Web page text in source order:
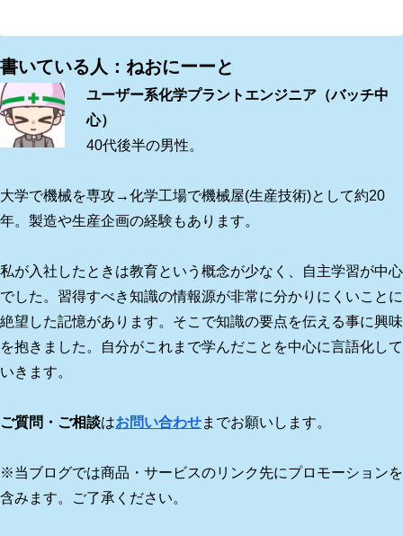
書いている人：ねおにーーと
ユーザー系化学プラントエンジニア（バッチ中
心）
40代後半の男性。
大学で機械を専攻→化学工場で機械屋(生産技術)として約20
年。製造や生産企画の経験もあります。
私が入社したときは教育という概念が少なく、自主学習が中心
でした。習得すべき知識の情報源が非常に分かりにくいことに
絶望した記憶があります。そこで知識の要点を伝える事に興味
を抱きました。自分がこれまで学んだことを中心に言語化して
いきます。
ご質問・ご相談はお問い合わせまでお願いします。
※当ブログでは商品・サービスのリンク先にプロモーションを
含みます。ご了承ください。